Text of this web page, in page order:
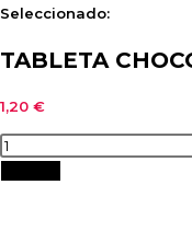
Seleccionado:
TABLETA
1,20 €
TABLETA